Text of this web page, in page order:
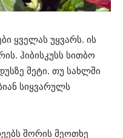
ყველას უყვარს. ის
ჰიბისკუსს სითბო
მეტი. თუ სახლში
სიყვარულს
შორის მეოთხე